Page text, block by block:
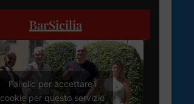
BarSicilia
Fai clic per accettare i
cookie per questo servizio